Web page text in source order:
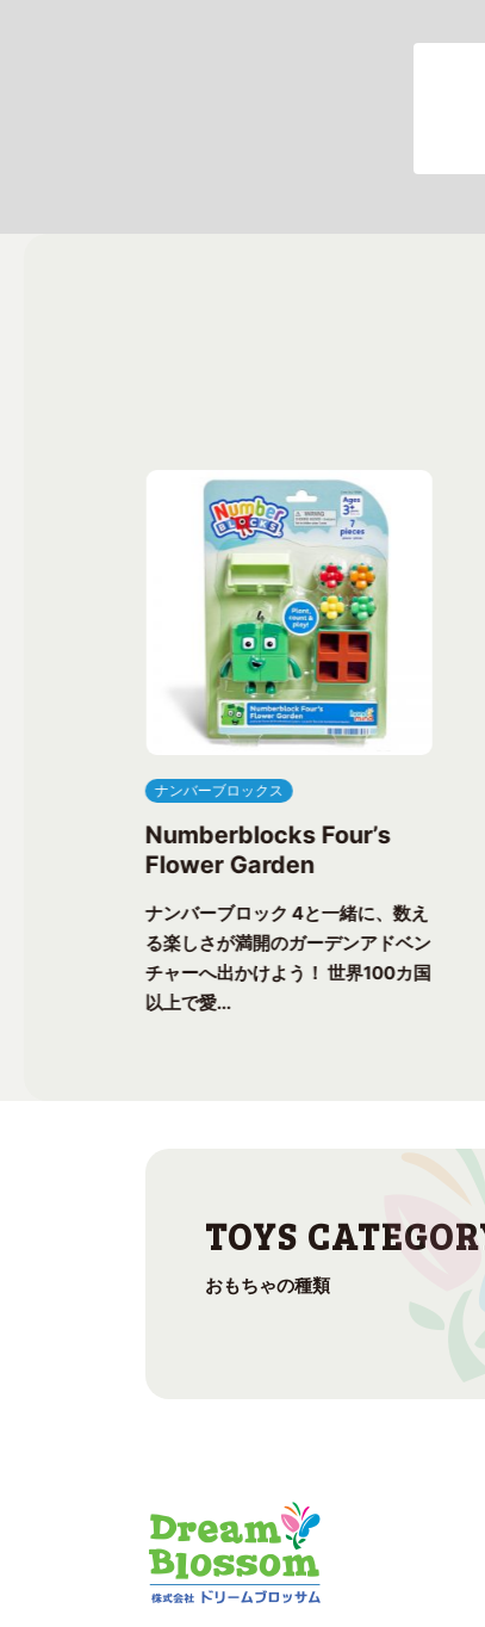
ナンバーブロックス
Numberblocks Four’s
Flower Garden
ナンバーブロック 4と一緒に、数え
る楽しさが満開のガーデンアドベン
チャーへ出かけよう！ 世界100カ国
以上で愛...
おもちゃの種類